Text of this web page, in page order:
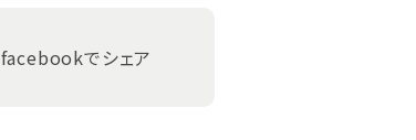
facebookでシェア